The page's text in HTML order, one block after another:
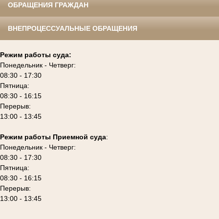
ОБРАЩЕНИЯ ГРАЖДАН
ВНЕПРОЦЕССУАЛЬНЫЕ ОБРАЩЕНИЯ
Режим работы суда:
Понедельник - Четверг:
08:30 - 17:30
Пятница:
08:30 - 16:15
Перерыв:
13:00 - 13:45
Режим работы Приемной суда:
Понедельник - Четверг:
08:30 - 17:30
Пятница:
08:30 - 16:15
Перерыв:
13:00 - 13:45